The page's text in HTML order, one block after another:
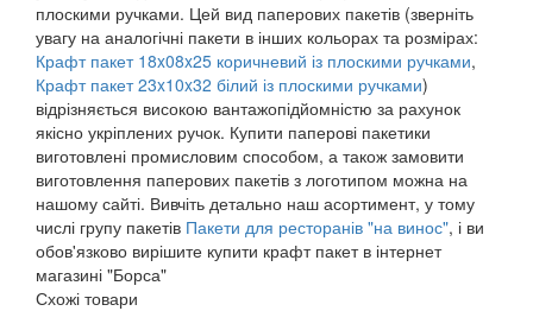
плоскими ручками. Цей вид паперових пакетів (зверніть
увагу на аналогічні пакети в інших кольорах та розмірах:
Крафт пакет 18x08x25 коричневий із плоскими ручками,
Крафт пакет 23x10x32 білий із плоскими ручками)
відрізняється високою вантажопідйомністю за рахунок
якісно укріплених ручок. Купити паперові пакетики
виготовлені промисловим способом, а також замовити
виготовлення паперових пакетів з логотипом можна на
нашому сайті. Вивчіть детально наш асортимент, у тому
числі групу пакетів Пакети для ресторанів "на винос", і ви
обов'язково вирішите купити крафт пакет в інтернет
магазині "Борса"
Схожі товари